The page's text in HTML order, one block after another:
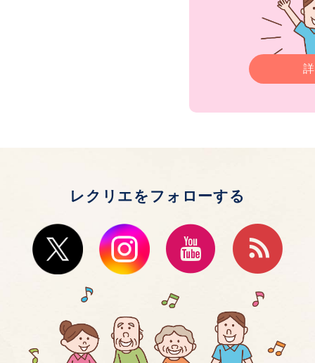
レクリエをフォローする